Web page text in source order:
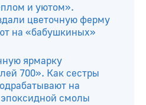
и уютом».
цветочную ферму
на «бабушкиных»
ярмарку
700». Как сестры
на
смолы